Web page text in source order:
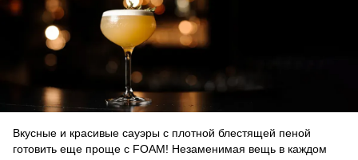
Вкусные и красивые сауэры с плотной блестящей пеной
готовить еще проще с FOAM! Незаменимая вещь в каждом